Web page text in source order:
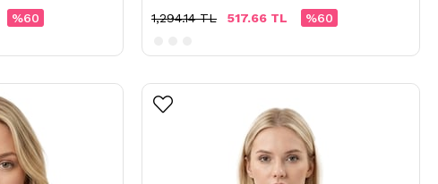
%60
%60
517.66 TL
1,294.14 TL